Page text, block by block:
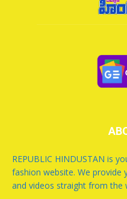
REPUBLIC HINDUSTAN is
fashion website. We provide
and videos straight from the